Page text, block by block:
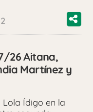
26 Aitana,
Martínez y
Lola Ídigo en la